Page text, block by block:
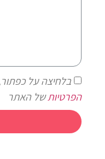
בלחיצה על
הפרטיותשל האתר